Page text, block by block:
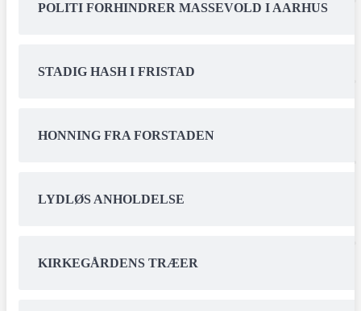
POLITI FORHINDRER MASSEVOLD I AARHUS
STADIG HASH I FRISTAD
HONNING FRA FORSTADEN
LYDLØS ANHOLDELSE
KIRKEGÅRDENS TRÆER